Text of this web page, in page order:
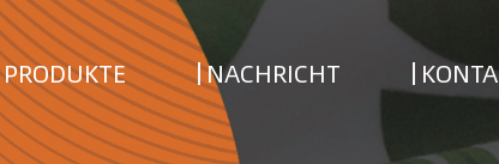
PRODUKTE NACHRICHT